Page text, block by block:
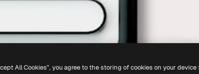
All Cookies”, you agree to the storing of cookies on your